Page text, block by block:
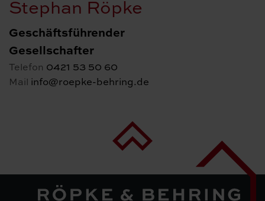
Stephan Röpke
Geschäftsführender
Gesellschafter
Telefon 0421 53 50 60
Mail info@roepke-behring.de